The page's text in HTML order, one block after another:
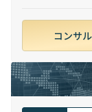
コンサ